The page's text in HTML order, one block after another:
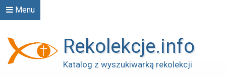
Menu
Rekolekcje.info
Katalog z wyszukiwarką rekolekcji